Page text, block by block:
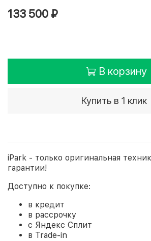
133 500 ₽
В корзину
Купить в 1 клик
iPark - только оригинальная
гарантии!
Доступно к покупке:
в кредит
в рассрочку
с Яндекс Сплит
в Trade-in